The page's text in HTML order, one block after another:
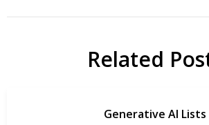
Related
Generative AI Lists